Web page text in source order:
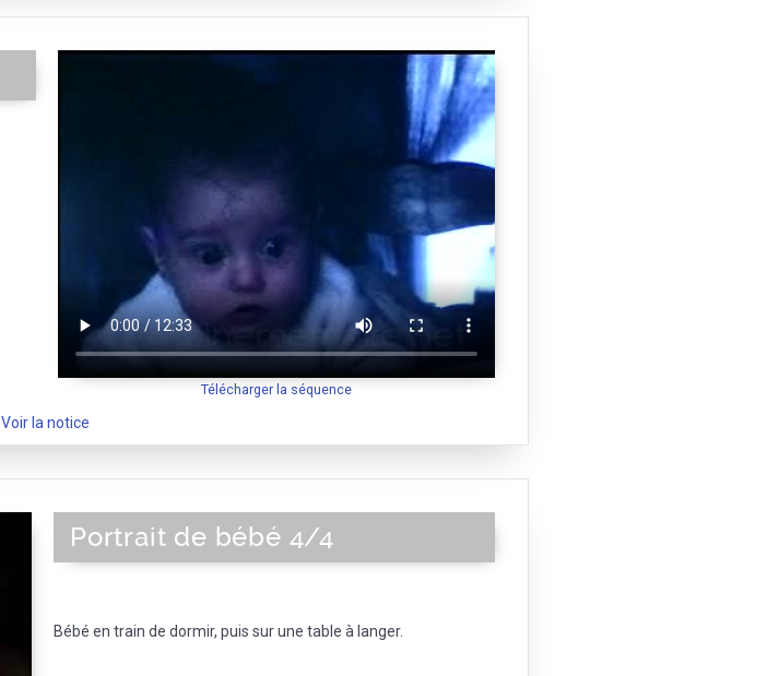
Télécharger la séquence
Voir la notice
Portrait de bébé 4/4
Bébé en train de dormir, puis sur une table à langer.